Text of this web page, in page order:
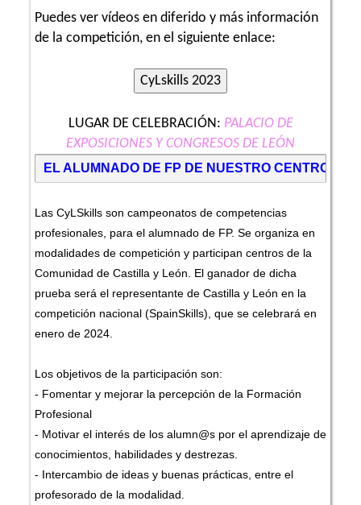
Puedes ver vídeos en diferido y más información
de la competición, en el siguiente enlace:
LUGAR DE CELEBRACIÓN: PALACIO DE
EXPOSICIONES Y CONGRESOS DE LEÓN
EL ALUMNADO DE FP DE NUESTRO CENTRO
Las CyLSkills son campeonatos de competencias
profesionales, para el alumnado de FP. Se organiza en
modalidades de competición y participan centros de la
Comunidad de Castilla y León. El ganador de dicha
prueba será el representante de Castilla y León en la
competición nacional (SpainSkills), que se celebrará en
enero de 2024.
Los objetivos de la participación son:
- Fomentar y mejorar la percepción de la Formación
Profesional
- Motivar el interés de los alumn@s por el aprendizaje de
conocimientos, habilidades y destrezas.
- Intercambio de ideas y buenas prácticas, entre el
profesorado de la modalidad.